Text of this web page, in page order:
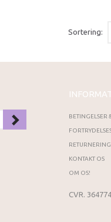
Sortering:
BETINGELSER
RETURNERING
KONTAKT OS
OM OS!
CVR.